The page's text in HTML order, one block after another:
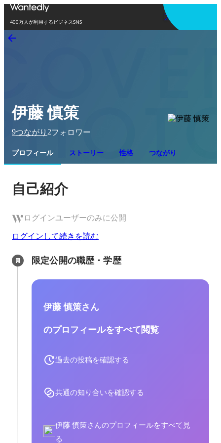
400万人が利用するビジネスSNS
アプリを使う
伊藤 慎策
9つながり 2フォロワー
プロフィール ストーリー 性格 つながり
自己紹介
ログインユーザーのみに公開
ログインして続きを読む
限定公開の職歴・学歴
伊藤 慎策さん
のプロフィールをすべて閲覧
過去の投稿を確認する
共通の知り合いを確認する
伊藤 慎策さんのプロフィールをすべて見
る